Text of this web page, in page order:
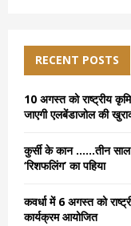
f
o
r
RECENT POSTS
10 अगस्त को राष्ट्रीय
जाएगी एलबेंडाजोल की
कुर्सी के कान ……तीन साल
‘रिशफलिंग’ का पहिया
कवर्धा में 6 अगस्त को
कार्यक्रम आयोजित